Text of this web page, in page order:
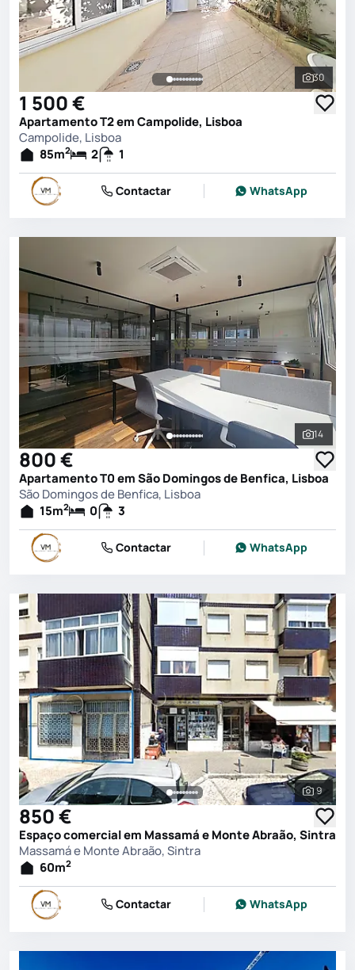
Ver
30
1 500 €
Apartamento T2 em Campolide, Lisboa
Campolide, Lisboa
85m2 2 1
Contactar WhatsApp
Ver
14
800 €
Apartamento T0 em São Domingos de Benfica, Lisboa
São Domingos de Benfica, Lisboa
15m2 0 3
Contactar WhatsApp
Ver
9
850 €
Espaço comercial em Massamá e Monte Abraão, Sintra
Massamá e Monte Abraão, Sintra
60m2
Contactar WhatsApp